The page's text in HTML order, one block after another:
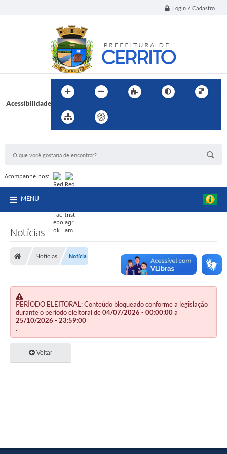
Login / Cadastro
Acessibilidade
Acompanhe-nos:
MENU
Notícias
Notícias Notícia
PERÍODO ELEITORAL: Conteúdo bloqueado conforme a legislação
durante o período eleitoral de04/07/2026 - 00:00:00a
25/10/2026 - 23:59:00
.
Voltar